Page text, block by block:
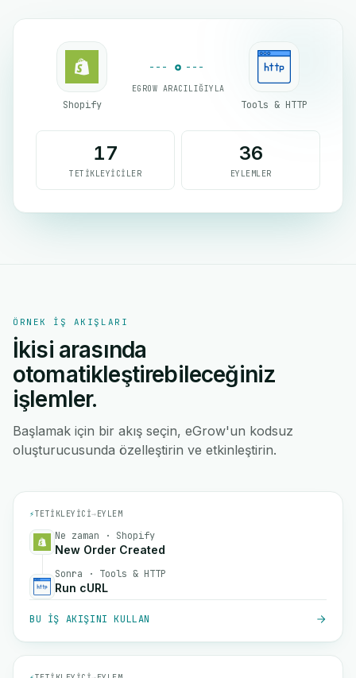
Shopify
EGROW ARACILIĞIYLA
Tools & HTTP
17
TETIKLEYICILER
36
EYLEMLER
ÖRNEK IŞ AKIŞLARI
İkisi arasında
otomatikleştirebileceğiniz
işlemler.
Başlamak için bir akış seçin, eGrow'un kodsuz
oluşturucusunda özelleştirin ve etkinleştirin.
⚡TETIKLEYICI→EYLEM
Ne zaman · Shopify
New Order Created
Sonra · Tools & HTTP
Run cURL
BU IŞ AKIŞINI KULLAN